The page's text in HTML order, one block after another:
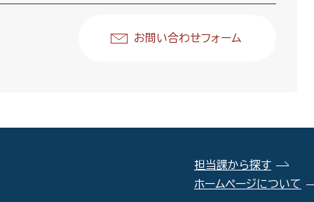
お問い合わせフォーム
担当課から探す
ホームページについて